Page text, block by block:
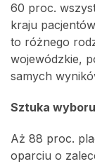
60 proc.
kraju
to różnego
wojewódzkie,
samych
Sztuka wyboru
Aż 88 proc.
oparciu o